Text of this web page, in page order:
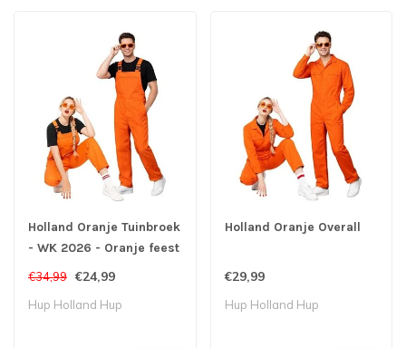
Holland Oranje Tuinbroek
- WK 2026 - Oranje feest
- Koningsdag
€34,99 €24,99
Hup Holland Hup
Holland Oranje Overall
€29,99
Hup Holland Hup